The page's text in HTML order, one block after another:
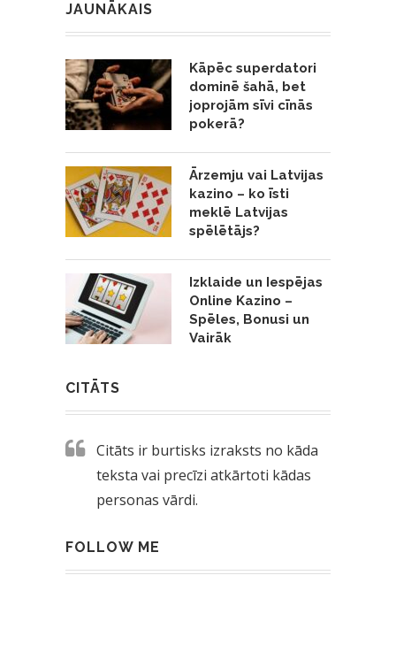
JAUNĀKAIS
Kāpēc superdatori
dominē šahā, bet
joprojām sīvi cīnās
pokerā?
Ārzemju vai Latvijas
kazino – ko īsti
meklē Latvijas
spēlētājs?
Izklaide un Iespējas
Online Kazino –
Spēles, Bonusi un
Vairāk
CITĀTS
Citāts ir burtisks izraksts no kāda
teksta vai precīzi atkārtoti kādas
personas vārdi.
FOLLOW ME